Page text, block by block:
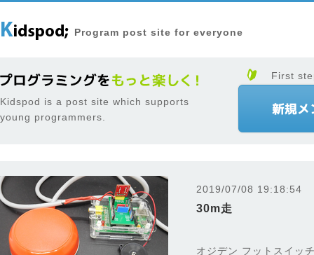
Program post site for everyone
Kidspod is a post site which supports
young programmers.
First
2019/07/08 19:18:54
30m走
オジデン フットスイッ